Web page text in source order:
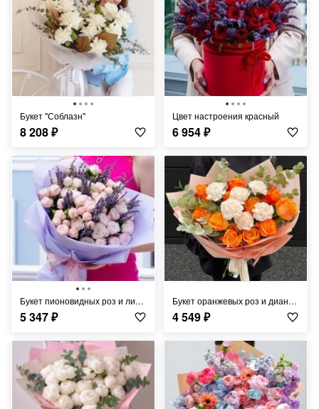
Букет "Соблазн"
8 208₽
Цвет настроения красный
6 954₽
Букет пионовидных роз и лимониума
5 347₽
Букет оранжевых роз и диантусов
4 549₽